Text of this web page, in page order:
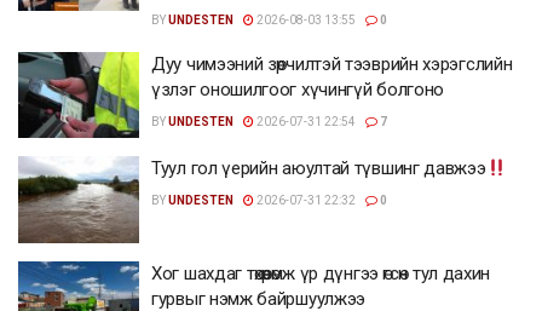
BYUNDESTEN 2026-08-03 13:55 0
Дуу чимээний зөрчилтэй тээврийн хэрэгслийн
үзлэг оношилгоог хүчингүй болгоно
BYUNDESTEN 2026-07-31 22:54 7
Туул гол үерийн аюултай түвшинг давжээ
BYUNDESTEN 2026-07-31 22:32 0
Хог шахдаг төхөөрөмж үр дүнгээ өгсөн тул дахин
гурвыг нэмж байршуулжээ